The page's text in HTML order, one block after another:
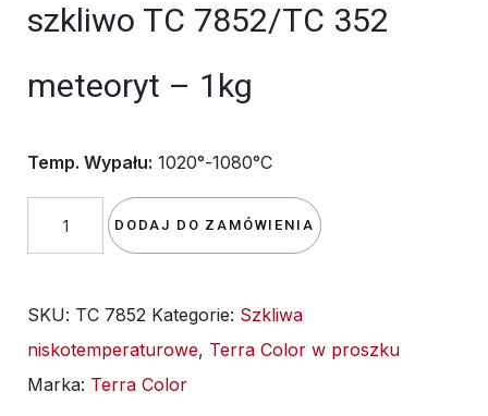
szkliwo TC 7852/TC 352
meteoryt – 1kg
Temp. Wypału: 1020°-1080°C
szkliwo
7852/TC
352
meteoryt
DODAJ DO ZAMÓWIENIA
SKU: TC 7852 Kategorie: Szkliwa
niskotemperaturowe, Terra Color w proszku
Marka: Terra Color